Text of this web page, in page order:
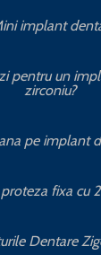
implant
pentru un
zirconiu?
pe implant
fixa cu
Dentare